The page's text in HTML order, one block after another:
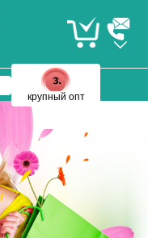
крупный опт